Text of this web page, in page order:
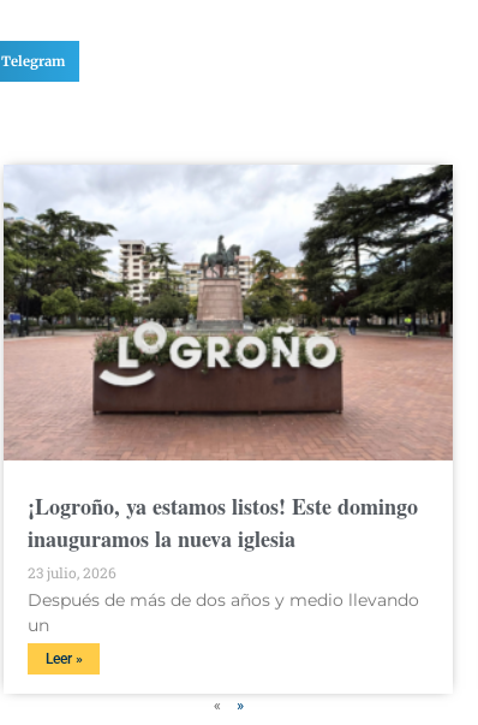
Telegram
¡Logroño, ya estamos listos! Este domingo
inauguramos la nueva iglesia
23 julio, 2026
Después de más de dos años y medio llevando
un
Leer »
« »